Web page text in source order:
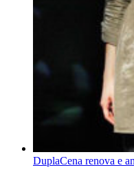
DuplaCena renova e